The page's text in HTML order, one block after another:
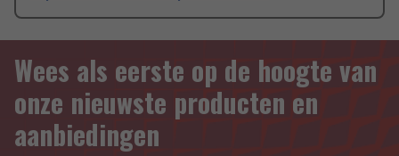
Wees als eerste op de hoogte van
onze nieuwste producten en
aanbiedingen